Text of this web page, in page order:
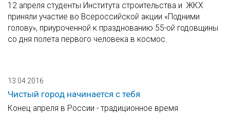
12 апреля студенты Института строительства и ЖКХ
приняли участие во Всероссийской акции «Подними
голову», приуроченной к празднованию 55-ой годовщины
со дня полета первого человека в космос.
13.04.2016
Чистый город начинается с тебя
Конец апреля в России - традиционное время